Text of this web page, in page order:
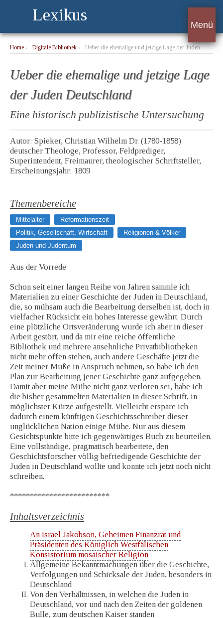
Lexikus
Menü
Home › Digitale Bibliothek ›
Ueber die ehemalige und jetzige Lage der Juden
Ueber die ehemalige und jetzige Lage
der Juden Deutschland
Eine historisch publizistische Untersuchung
Autor: Spieker, Christian Wilhelm Dr. (1780-1858)
deutscher Theologe, Professor, Feldprediger,
Superintendent, Freimaurer, theologischer Schriftsteller,
Erscheinungsjahr: 1809
Themenbereiche
Mittelalter
Reformationszeit
Politik, Gesellschaft, Wirtschaft
Religionen & Völker
Juden und Judentum
Aus der Vorrede
Schon seit einer langen Reihe von Jahren sammle ich
Materialien zu einer Geschichte der Juden in Deutschland,
die, so mühsam auch die Bearbeitung derselben ist, doch in
vielfacher Rücksicht ein hohes Interesse gewährt. Durch
eine plötzliche Ortsveränderung wurde ich aber in dieser
Arbeit gestört, und da mir eine reiche öffentliche
Bibliothek und mehrere ansehnliche Privatbibliotheken
nicht mehr offen stehen, auch andere Geschäfte jetzt die
Zeit meiner Muße in Anspruch nehmen, so habe ich den
Plan zur Bearbeitung jener Geschichte ganz aufgegeben.
Damit aber meine Mühe nicht ganz verloren sei, habe ich
die bisher gesammelten Materialien in dieser Schrift, in
möglichster Kürze aufgestellt. Vielleicht erspare ich
dadurch einem künftigen Geschichtsschreiber dieser
unglücklichen Nation einige Mühe. Nur aus diesem
Gesichtspunkte bitte ich gegenwärtiges Buch zu beurteilen.
Eine vollständige, pragmatisch bearbeitete, den
Geschichtsforscher völlig befriedigende Geschichte der
Juden in Deutschland wollte und konnte ich jetzt noch nicht
schreiben.
*************************
Inhaltsverzeichnis
An Israel Jakobson, Geheimen Finanzrat und
Präsidenten des Königlich Westfälischen
Konsistorium mosaischer Religion
Allgemeine Bekanntmachungen über die Geschichte,
Verfolgungen und Schicksale der Juden, besonders in
Deutschland
Von den Verhältnissen, in welchen die Juden in
Deutschland, vor und nach den Zeiten der goldenen
Bulle, zum deutschen Kaiser standen